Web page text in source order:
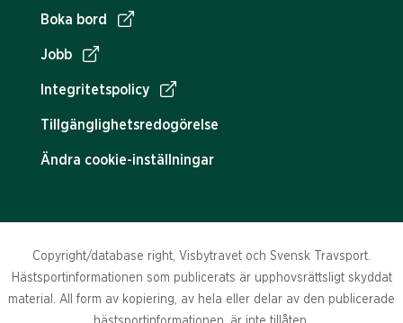
Boka bord
Jobb
Integritetspolicy
Tillgänglighetsredogörelse
Ändra cookie-inställningar
Copyright/database right, Visbytravet och Svensk Travsport.
Hästsportinformationen som publicerats är upphovsrättsligt skyddat
material. All form av kopiering, av hela eller delar av den publicerade